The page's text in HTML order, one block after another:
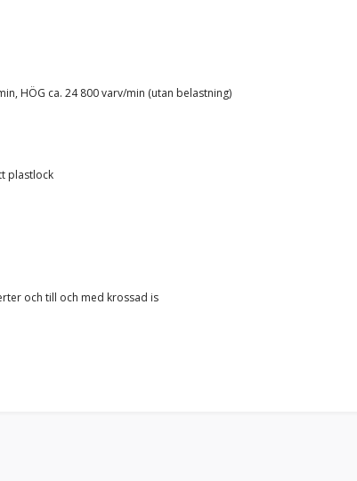
HÖG ca. 24 800 varv/min (utan belastning)
plastlock
och till och med krossad is